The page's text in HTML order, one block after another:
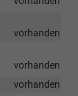
vorhanden
vorhanden
vorhanden